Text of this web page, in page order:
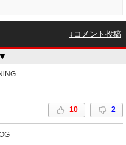
↓コメント投稿
▼
10 2